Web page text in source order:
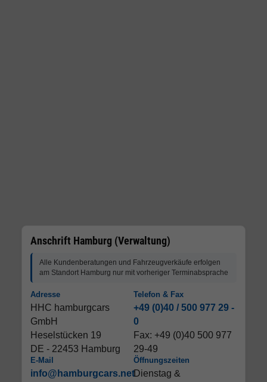
Anschrift Hamburg (Verwaltung)
Alle Kundenberatungen und Fahrzeugverkäufe erfolgen
am Standort Hamburg nur mit vorheriger Terminabsprache
Adresse
HHC hamburgcars
GmbH
Heselstücken 19
DE - 22453 Hamburg
Telefon & Fax
+49 (0)40 / 500 977 29 -
0
Fax: +49 (0)40 500 977
29-49
E-Mail
info@hamburgcars.net
Öffnungszeiten
Dienstag &